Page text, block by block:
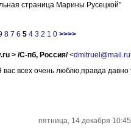
страница Марины Русецкой"
8 7 6 5 4 3 2 1 0 >>>>
> /С-пб, Россия/<dmitruel@mail.ru
вас всех очень люблю,правда давно
пятница, 14 декабря